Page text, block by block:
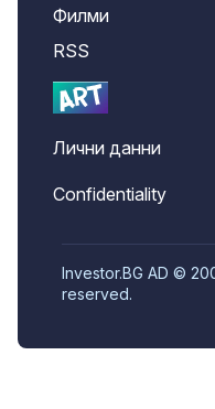
Филми
RSS
Лични данни
Confidentiality
Investor.BG AD ©
reserved.